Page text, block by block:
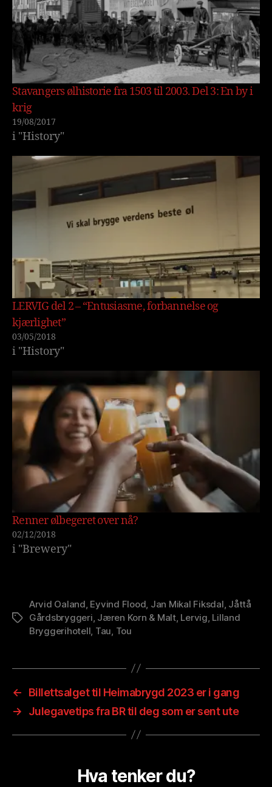
Stavangers ølhistorie fra 1503 til 2003. Del 3: En by i
krig
19/08/2017
i "History"
LERVIG del 2 – “Entusiasme, forbannelse og
kjærlighet”
03/05/2018
i "History"
Renner ølbegeret over nå?
02/12/2018
i "Brewery"
Stikkord
Arvid Oaland Eyvind Flood Jan Mikal Fiksdal Jåttå
Gårdsbryggeri Jæren Korn & Malt, Lervig Lilland
Bryggerihotell Tau Tou
←
Billettsalget til Heimabrygd 2023 er i gang
→
Julegavetips fra BR til deg som er sent ute
Hva tenker du?